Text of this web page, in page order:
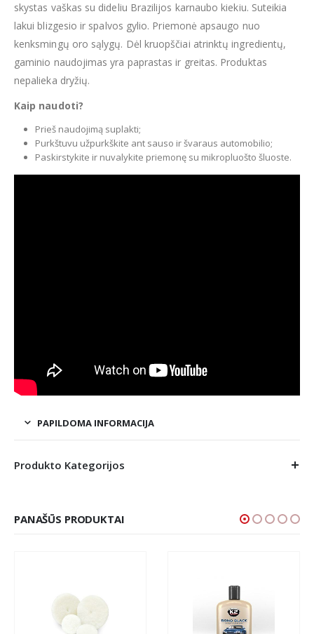
skystas vaškas su dideliu Brazilijos karnaubo kiekiu. Suteikia
lakui blizgesio ir spalvos gylio. Priemonė apsaugo nuo
kenksmingų oro sąlygų. Dėl kruopščiai atrinktų ingredientų,
gaminio naudojimas yra paprastas ir greitas. Produktas
nepalieka dryžių.
Kaip naudoti?
Prieš naudojimą suplakti;
Purkštuvu užpurkškite ant sauso ir švaraus automobilio;
Paskirstykite ir nuvalykite priemonę su mikropluošto šluoste.
PAPILDOMA INFORMACIJA
Produkto Kategorijos
PANAŠŪS PRODUKTAI